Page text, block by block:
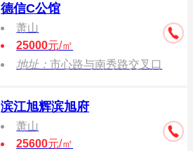
德信C公馆
萧山
25000元/㎡
地址：市心路与南秀路交叉口
滨江旭辉滨旭府
萧山
25600元/㎡